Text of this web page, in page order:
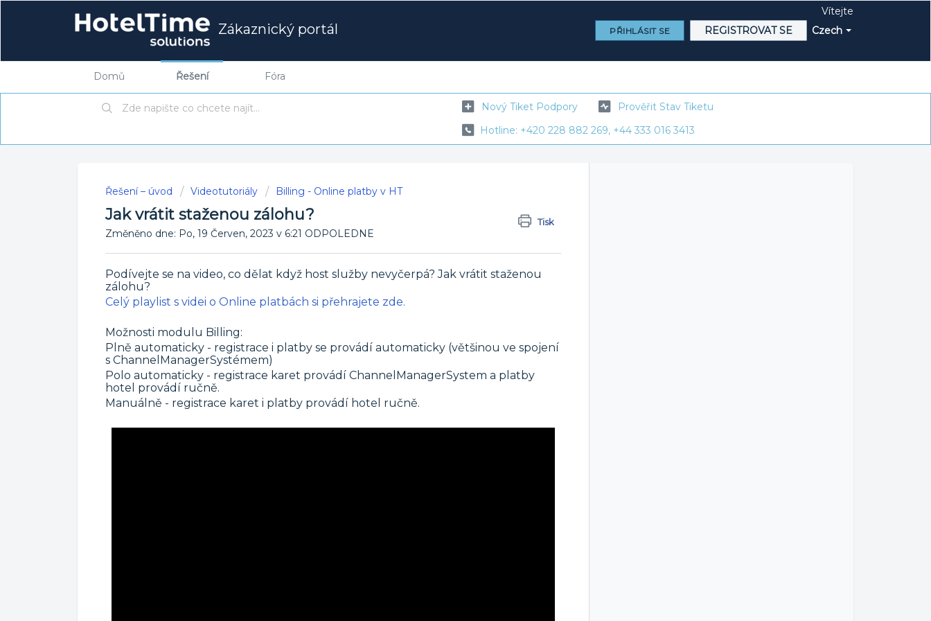
Zákaznický portál Czech
Vítejte
PŘIHLÁSIT SE REGISTROVAT SE
Domů Řešení Fóra
Nový Tiket Podpory
Prověřit Stav Tiketu
Hotline: +420 228 882 269, +44 333 016 3413
Řešení – úvod Videotutoriály Billing - Online platby v HT
Jak vrátit staženou zálohu? Tisk
Změněno dne: Po, 19 Červen, 2023 v 6:21 ODPOLEDNE
Podívejte se na video, co dělat když host služby nevyčerpá? Jak vrátit staženou
zálohu?
Celý playlist s videi o Online platbách si přehrajete zde.
Možnosti modulu Billing:
Plně automaticky - registrace i platby se provádí automaticky (většinou ve spojení
s ChannelManagerSystémem)
Polo automaticky - registrace karet provádí ChannelManagerSystem a platby
hotel provádí ručně.
Manuálně - registrace karet i platby provádí hotel ručně.